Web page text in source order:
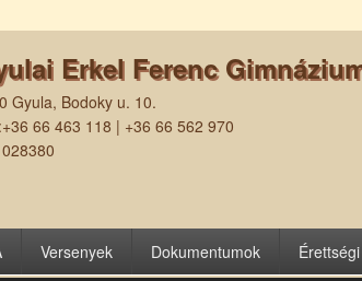
Erkel Ferenc
Gyula, Bodoky u. 10.
66 463 118 | +36 66 562 970
Versenyek Dokumentumok Érettségi